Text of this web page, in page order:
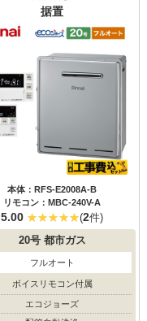
据置
本体：RFS-E2008A-B
リモコン：MBC-240V-A
5.00 (2件)
20号都市ガス
フルオート
ボイスリモコン付属
エコジョーズ